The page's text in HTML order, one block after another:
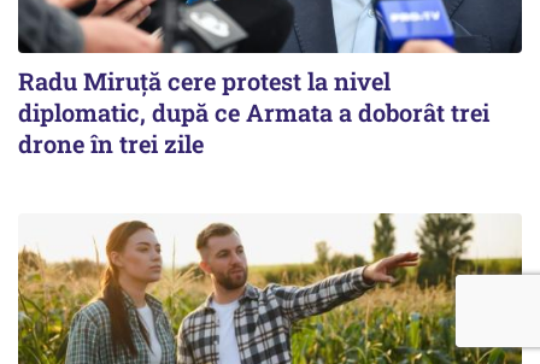
Radu Miruţă cere protest la nivel
diplomatic, după ce Armata a doborât trei
drone în trei zile